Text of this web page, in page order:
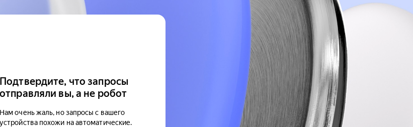
Подтвердите, что запросы
отправляли вы, а не робот
Нам очень жаль, но запросы с вашего
устройства похожи на автоматические.